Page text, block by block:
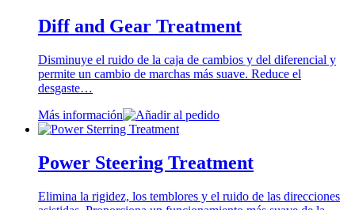
Diff and Gear Treatment
Disminuye el ruido de la caja de cambios y del diferencial y
permite un cambio de marchas más suave. Reduce el
desgaste…
Más información
Power Steering Treatment
Elimina la rigidez, los temblores y el ruido de las direcciones